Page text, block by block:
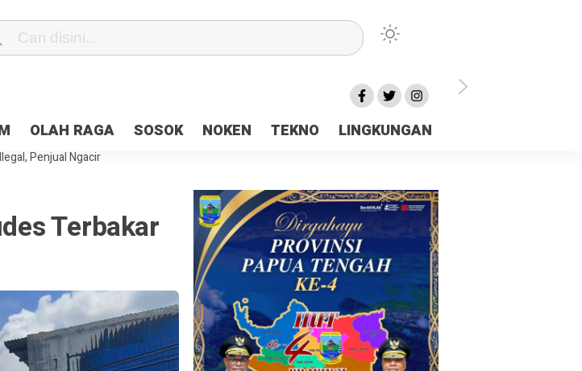
OLAH RAGA SOSOK NOKEN TEKNO LINGKUNGAN
Pesan Sejuk Polri di Deklarasi Pemilu Ceria Tanah Papua
Jayapura Cair 10 Persen, Deposit Kas Daerah Rp23 Miliar Disorot
Penjual Ngacir
Terbakar